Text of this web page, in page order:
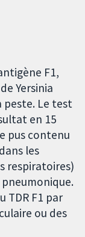
F1,
Yersinia
peste. Le test
en 15
pus contenu
les
respiratoires)
TDR F1 par
ou des